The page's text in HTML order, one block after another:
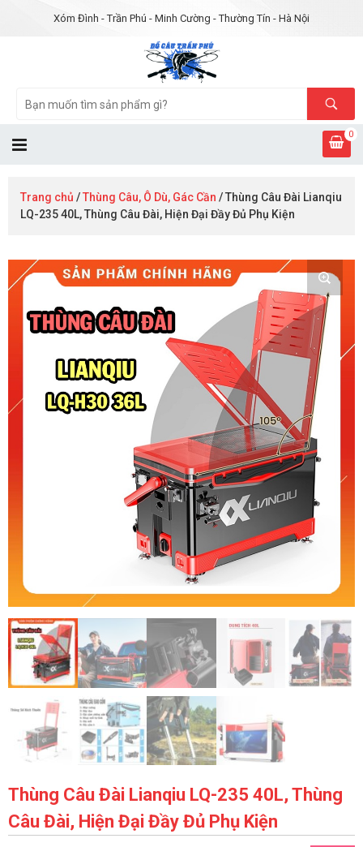
Xóm Đình - Trần Phú - Minh Cường - Thường Tín - Hà Nội
0
Trang chủ /Thùng Câu, Ô Dù, Gác Cần / Thùng Câu Đài Lianqiu
LQ-235 40L, Thùng Câu Đài, Hiện Đại Đầy Đủ Phụ Kiện
Thùng Câu Đài Lianqiu LQ-235 40L, Thùng
Câu Đài, Hiện Đại Đầy Đủ Phụ Kiện